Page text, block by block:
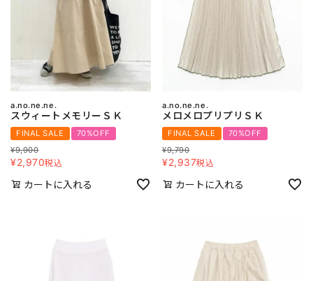
a.no.ne.ne.
スウィートメモリーＳＫ
FINAL SALE
70%OFF
¥9,900
¥2,970税込
カートに入れる
a.no.ne.ne.
メロメロプリプリＳＫ
FINAL SALE
70%OFF
¥9,790
¥2,937税込
カートに入れる